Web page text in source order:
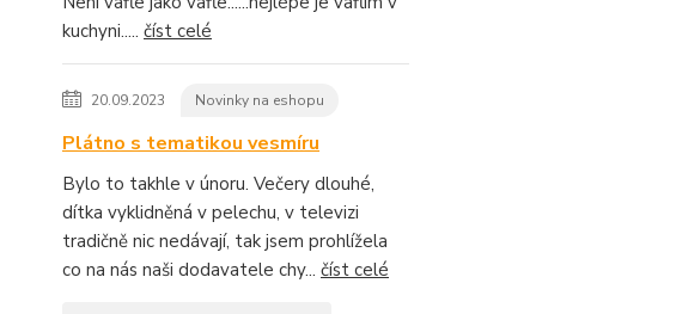
kuchyni..... číst celé
20.09.2023 Novinky na eshopu
Plátno s tematikou vesmíru
Bylo to takhle v únoru. Večery dlouhé,
dítka vyklidněná v pelechu, v televizi
tradičně nic nedávají, tak jsem prohlížela
co na nás naši dodavatele chy... číst celé